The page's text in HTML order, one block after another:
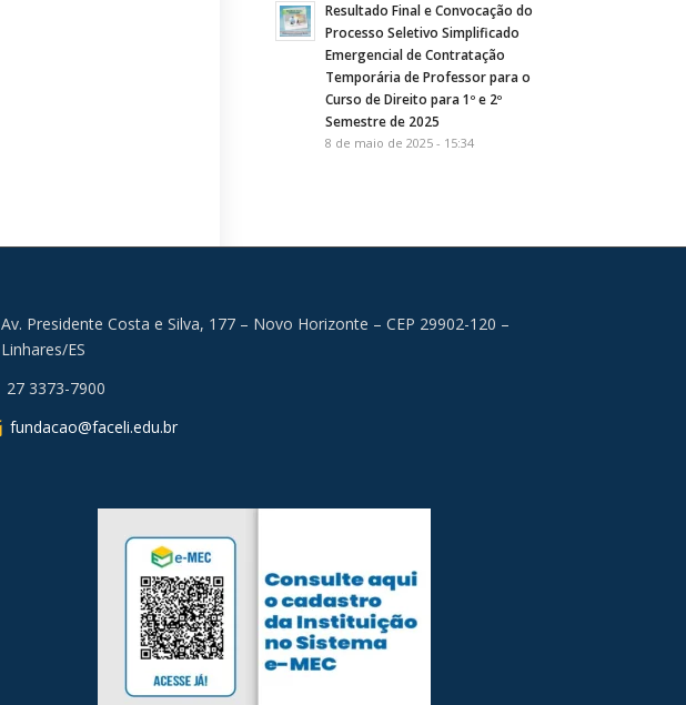
Resultado Final e Convocação do
Processo Seletivo Simplificado
Emergencial de Contratação
Temporária de Professor para o
Curso de Direito para 1º e 2º
Semestre de 2025
8 de maio de 2025 - 15:34
Av. Presidente Costa e Silva, 177 – Novo Horizonte – CEP 29902-120 –
Linhares/ES
27 3373-7900
fundacao@faceli.edu.br